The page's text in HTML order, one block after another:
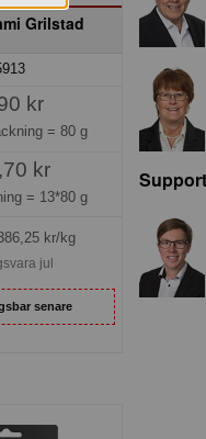
Grilstad
kr
= 80 g
kr
= 13*80 g
kr/kg
jul
senare